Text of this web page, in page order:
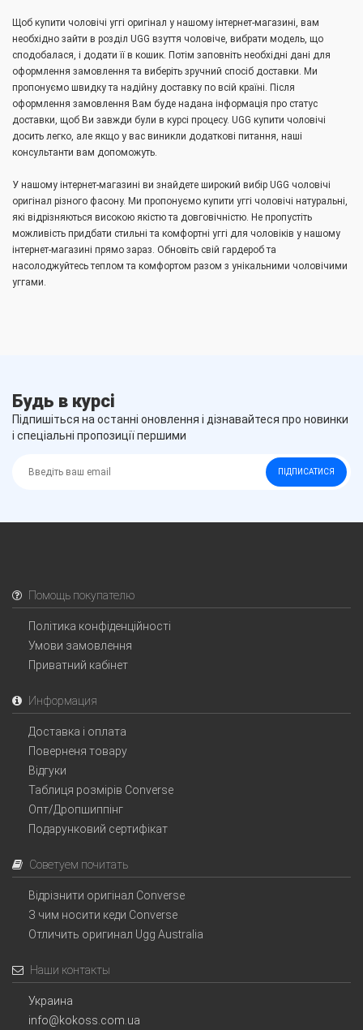
Щоб купити чоловічі уггі оригінал у нашому інтернет-магазині, вам
необхідно зайти в розділ UGG взуття чоловіче, вибрати модель, що
сподобалася, і додати її в кошик. Потім заповніть необхідні дані для
оформлення замовлення та виберіть зручний спосіб доставки. Ми
пропонуємо швидку та надійну доставку по всій країні. Після
оформлення замовлення Вам буде надана інформація про статус
доставки, щоб Ви завжди були в курсі процесу. UGG купити чоловічі
досить легко, але якщо у вас виникли додаткові питання, наші
консультанти вам допоможуть.
У нашому інтернет-магазині ви знайдете широкий вибір UGG чоловічі
оригінал різного фасону. Ми пропонуємо купити уггі чоловічі натуральні,
які відрізняються високою якістю та довговічністю. Не пропустіть
можливість придбати стильні та комфортні уггі для чоловіків у нашому
інтернет-магазині прямо зараз. Обновіть свій гардероб та
насолоджуйтесь теплом та комфортом разом з унікальними чоловічими
уггами.
Будь в курсі
Підпишіться на останні оновлення і дізнавайтеся про новинки
і спеціальні пропозиції першими
ПІДПИСАТИСЯ
Помощь покупателю
Політика конфіденційності
Умови замовлення
Приватний кабінет
Информация
Доставка і оплата
Поверненя товару
Відгуки
Таблиця розмірів Converse
Опт/Дропшиппінг
Подарунковий сертифікат
Советуем почитать
Відрізнити оригінал Converse
З чим носити кеди Converse
Отличить оригинал Ugg Australia
Наши контакты
Украина
info@kokoss.com.ua